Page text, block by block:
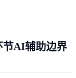
节AI辅助边界